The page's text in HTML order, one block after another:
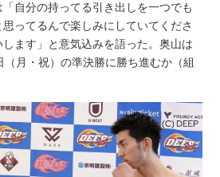
自分の持ってる引き出しを一つでも
ってるんで楽しみにしていてくださ
ます」と意気込みを語った。奥山は
月・祝）の準決勝に勝ち進むか（組